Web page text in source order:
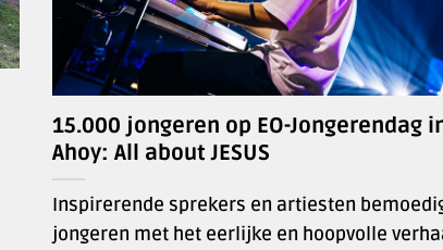
15.000 jongeren op EO-Jongerendag
Ahoy: All about JESUS
Inspirerende sprekers en artiesten
jongeren met het eerlijke en hoopvolle